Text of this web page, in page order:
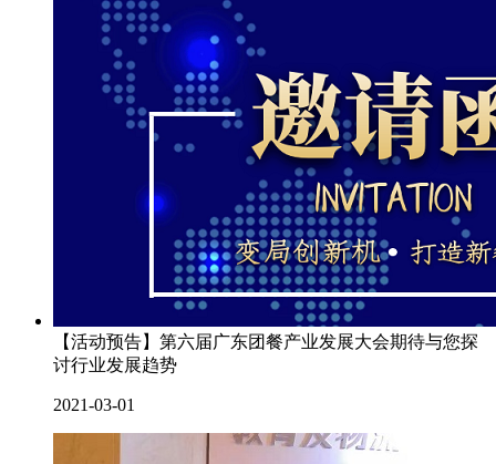
【活动预告】第六届广东团餐产业发展大会期待与您探
讨行业发展趋势
2021-03-01